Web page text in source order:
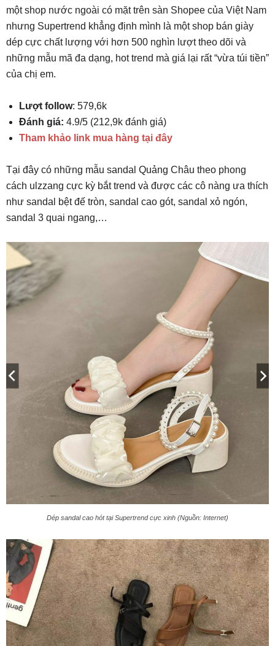
một shop nước ngoài có mặt trên sàn Shopee của Việt Nam
nhưng Supertrend khẳng định mình là một shop bán giày
dép cực chất lượng với hơn 500 nghìn lượt theo dõi và
những mẫu mã đa dạng, hot trend mà giá lại rất “vừa túi tiền”
của chị em.
Lượt follow: 579,6k
Đánh giá: 4.9/5 (212,9k đánh giá)
Tham khảo link mua hàng tại đây
Tại đây có những mẫu sandal Quảng Châu theo phong
cách ulzzang cực kỳ bắt trend và được các cô nàng ưa thích
như sandal bệt đế tròn, sandal cao gót, sandal xỏ ngón,
sandal 3 quai ngang,…
Dép sandal cao hót tại Supertrend cực xinh (Nguồn: Internet)